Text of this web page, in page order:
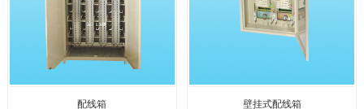
配线箱 壁挂式配线箱